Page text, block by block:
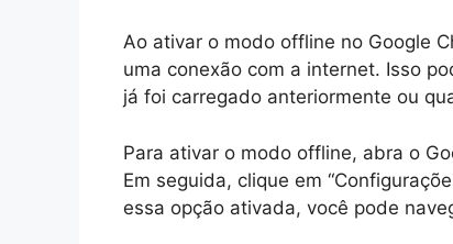
Ao ativar o modo offline no Google
uma conexão com a internet. Isso
já foi carregado anteriormente ou
Para ativar o modo offline, abra o
Em seguida, clique em
essa opção ativada, você pode